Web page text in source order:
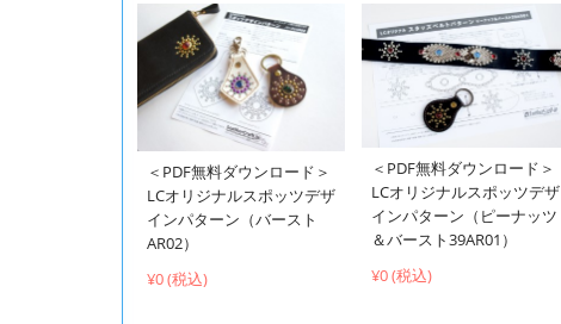
＜PDF無料ダウンロード＞
LCオリジナルスポッツデザ
インパターン（バースト
AR02）
¥0 (税込)
＜PDF無料ダウンロード＞
LCオリジナルスポッツデザ
インパターン（ピーナッツ
＆バースト39AR01）
¥0 (税込)